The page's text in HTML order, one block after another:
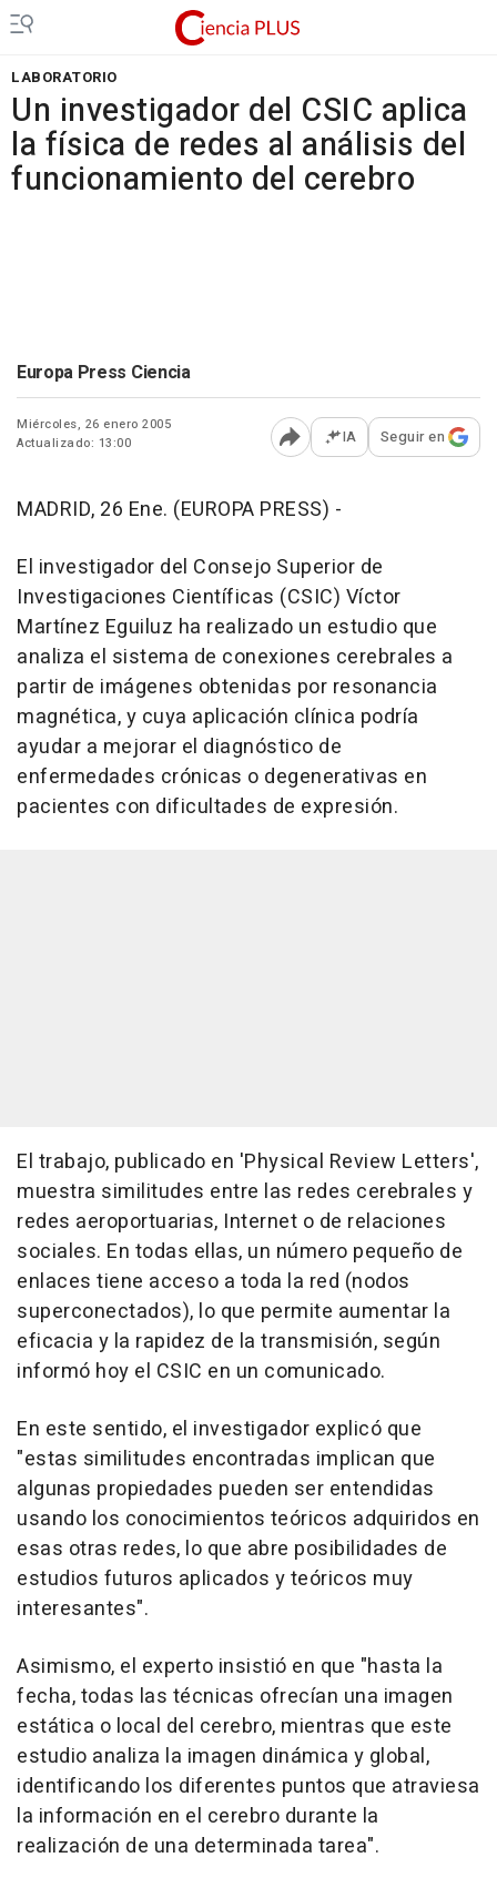
LABORATORIO
Un investigador del CSIC aplica
la física de redes al análisis del
funcionamiento del cerebro
Europa Press Ciencia
Miércoles, 26 enero 2005
Actualizado: 13:00
Abrir opciones para
IA Seguir en
MADRID, 26 Ene. (EUROPA PRESS) -
El investigador del Consejo Superior de
Investigaciones Científicas (CSIC) Víctor
Martínez Eguiluz ha realizado un estudio que
analiza el sistema de conexiones cerebrales a
partir de imágenes obtenidas por resonancia
magnética, y cuya aplicación clínica podría
ayudar a mejorar el diagnóstico de
enfermedades crónicas o degenerativas en
pacientes con dificultades de expresión.
El trabajo, publicado en 'Physical Review Letters',
muestra similitudes entre las redes cerebrales y
redes aeroportuarias, Internet o de relaciones
sociales. En todas ellas, un número pequeño de
enlaces tiene acceso a toda la red (nodos
superconectados), lo que permite aumentar la
eficacia y la rapidez de la transmisión, según
informó hoy el CSIC en un comunicado.
En este sentido, el investigador explicó que
"estas similitudes encontradas implican que
algunas propiedades pueden ser entendidas
usando los conocimientos teóricos adquiridos en
esas otras redes, lo que abre posibilidades de
estudios futuros aplicados y teóricos muy
interesantes".
Asimismo, el experto insistió en que "hasta la
fecha, todas las técnicas ofrecían una imagen
estática o local del cerebro, mientras que este
estudio analiza la imagen dinámica y global,
identificando los diferentes puntos que atraviesa
la información en el cerebro durante la
realización de una determinada tarea".